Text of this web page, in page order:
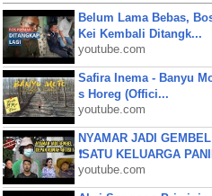
Belum Lama Bebas,
Kei Kembali Ditangk...
youtube.com
Safira Inema - Banyu
s Horeg (Offici...
youtube.com
NYAMAR JADI
❗SATU KELUARGA
youtube.com